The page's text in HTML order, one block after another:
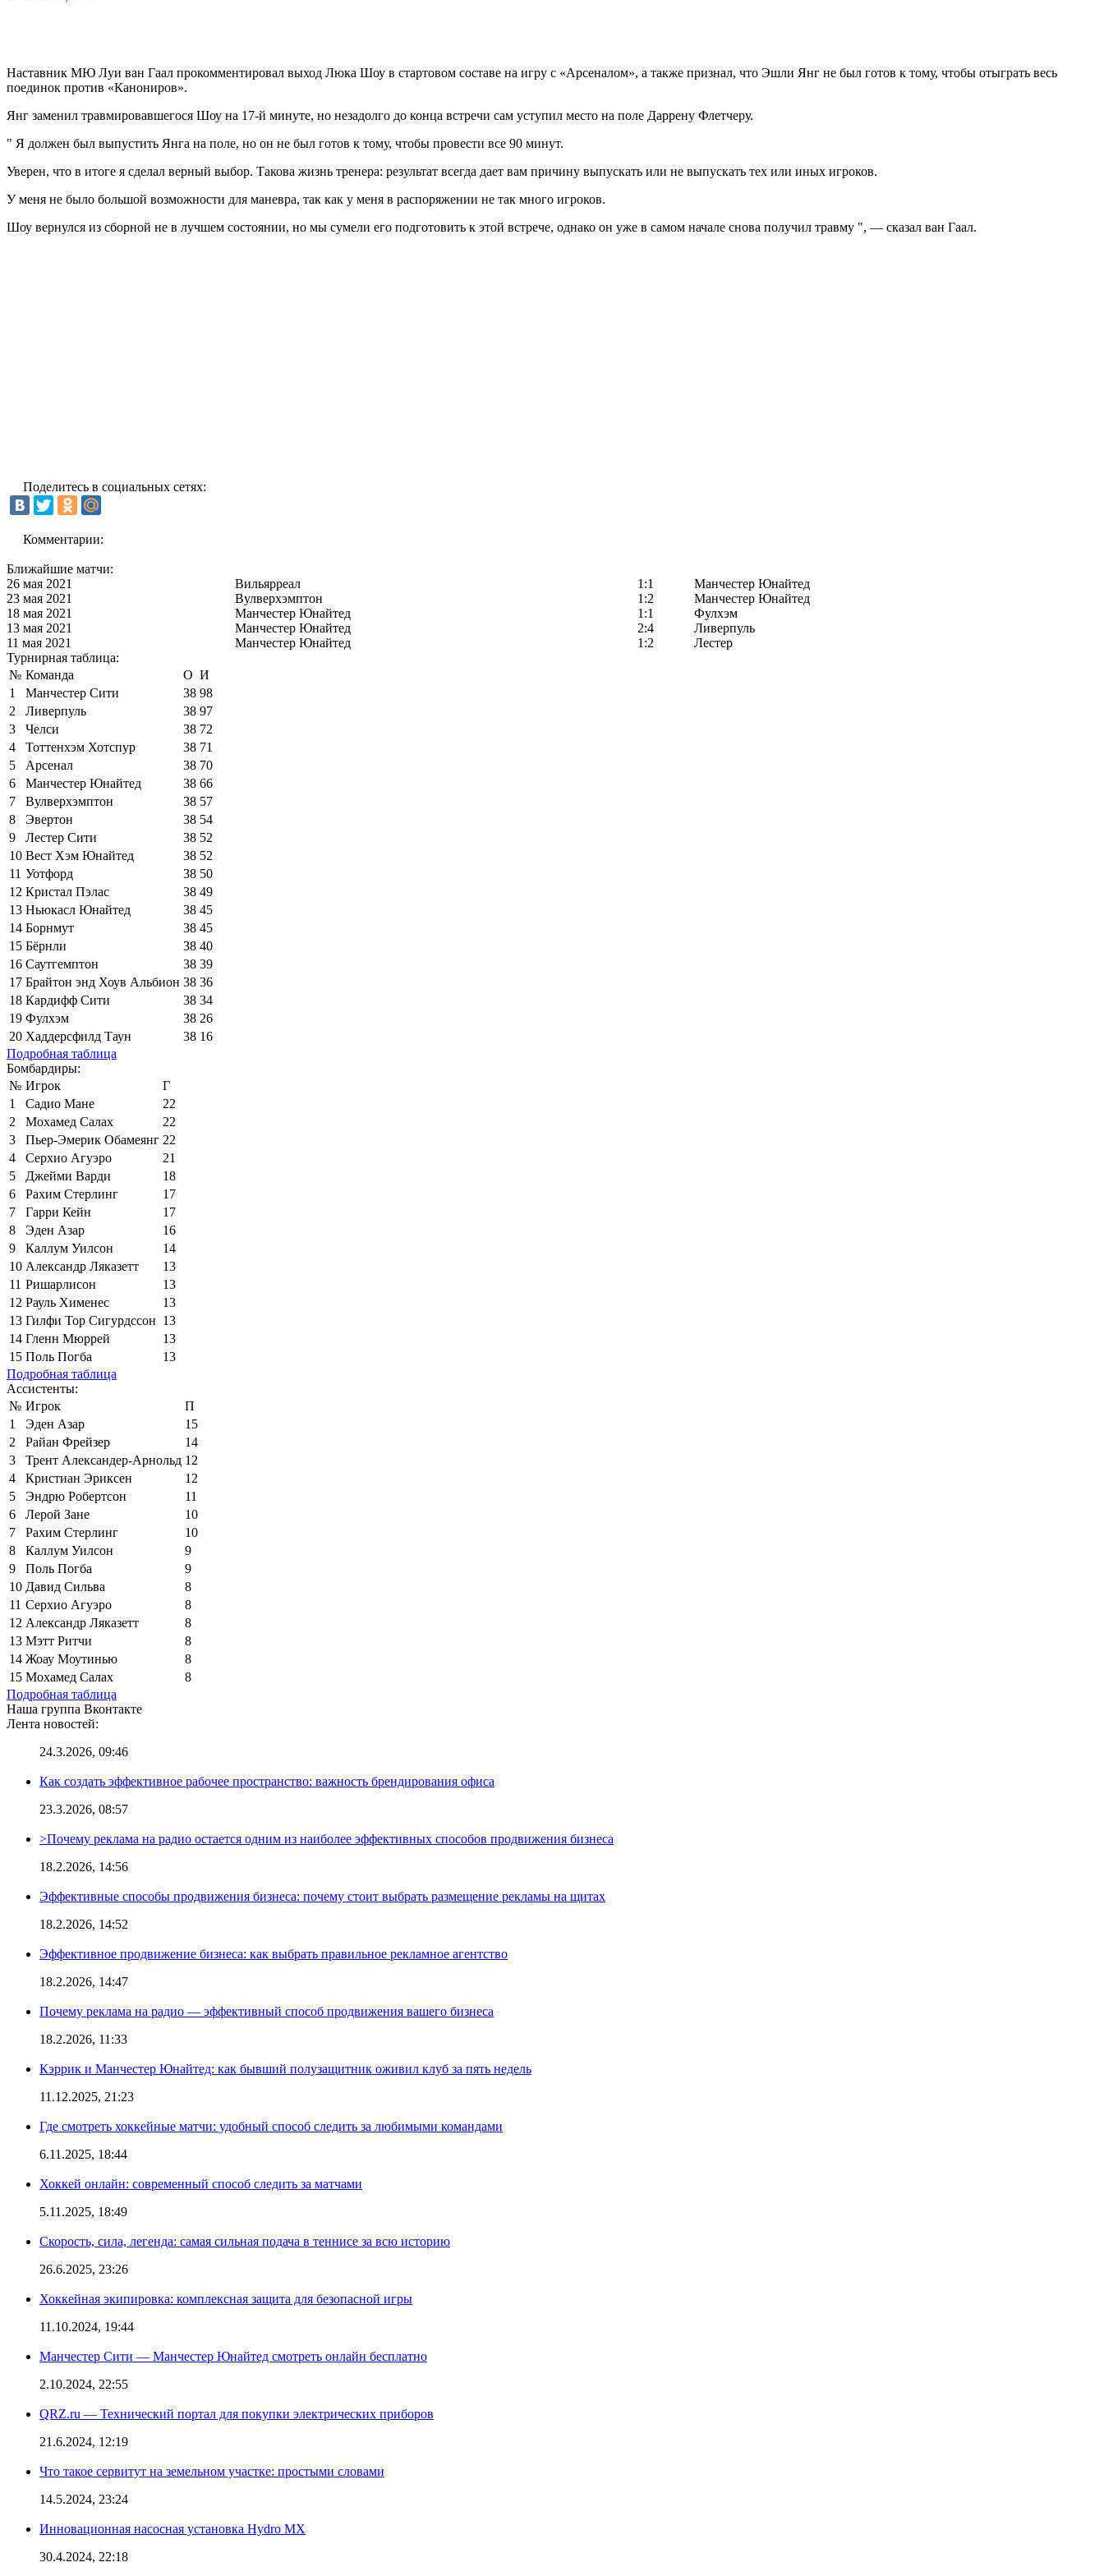
Наставник МЮ Луи ван Гаал прокомментировал выход Люка Шоу в стартовом составе на игру с «Арсеналом», а также признал, что Эшли Янг не был готов к тому, чтобы отыграть весь
поединок против «Канониров».
Янг заменил травмировавшегося Шоу на 17-й минуте, но незадолго до конца встречи сам уступил место на поле Даррену Флетчеру.
" Я должен был выпустить Янга на поле, но он не был готов к тому, чтобы провести все 90 минут.
Уверен, что в итоге я сделал верный выбор. Такова жизнь тренера: результат всегда дает вам причину выпускать или не выпускать тех или иных игроков.
У меня не было большой возможности для маневра, так как у меня в распоряжении не так много игроков.
Шоу вернулся из сборной не в лучшем состоянии, но мы сумели его подготовить к этой встрече, однако он уже в самом начале снова получил травму ", — сказал ван Гаал.
Поделитесь в социальных сетях:
Комментарии:
Ближайшие матчи:
26 мая 2021
Вильярреал 1:1
Манчестер Юнайтед
23 мая 2021
Вулверхэмптон 1:2
Манчестер Юнайтед
18 мая 2021
Манчестер Юнайтед 1:1
Фулхэм
13 мая 2021
Манчестер Юнайтед 2:4
Ливерпуль
11 мая 2021
Манчестер Юнайтед 1:2
Лестер
Турнирная таблица:
№ Команда О И
1
Манчестер Сити 38 98
2
Ливерпуль 38 97
3
Челси 38 72
4
Тоттенхэм Хотспур 38 71
5
Арсенал 38 70
6
Манчестер Юнайтед 38 66
7
Вулверхэмптон 38 57
8
Эвертон 38 54
9
Лестер Сити 38 52
10 Вест Хэм Юнайтед 38 52
11 Уотфорд 38 50
12 Кристал Пэлас 38 49
13 Ньюкасл Юнайтед 38 45
14 Борнмут 38 45
15 Бёрнли 38 40
16 Саутгемптон 38 39
17 Брайтон энд Хоув Альбион 38 36
18 Кардифф Сити 38 34
19 Фулхэм 38 26
20 Хаддерсфилд Таун 38 16
Подробная таблица
Бомбардиры:
№ Игрок
Г
1
Садио Мане
22
2
Мохамед Салах
22
3
Пьер-Эмерик Обамеянг 22
4
Серхио Агуэро
21
5
Джейми Варди
18
6
Рахим Стерлинг
17
7
Гарри Кейн
17
8
Эден Азар
16
9
Каллум Уилсон
14
10 Александр Ляказетт
13
11 Ришарлисон
13
12 Рауль Хименес
13
13 Гилфи Тор Сигурдссон 13
14 Гленн Мюррей
13
15 Поль Погба
13
Подробная таблица
Ассистенты:
№ Игрок
П
1
Эден Азар
15
2
Райан Фрейзер
14
3
Трент Александер-Арнольд 12
4
Кристиан Эриксен
12
5
Эндрю Робертсон
11
6
Лерой Зане
10
7
Рахим Стерлинг
10
8
Каллум Уилсон
9
9
Поль Погба
9
10 Давид Сильва
8
11 Серхио Агуэро
8
12 Александр Ляказетт
8
13 Мэтт Ритчи
8
14 Жоау Моутинью
8
15 Мохамед Салах
8
Подробная таблица
Наша группа Вконтакте
Лента новостей:
24.3.2026, 09:46
Как создать эффективное рабочее пространство: важность брендирования офиса
23.3.2026, 08:57
>Почему реклама на радио остается одним из наиболее эффективных способов продвижения бизнеса
18.2.2026, 14:56
Эффективные способы продвижения бизнеса: почему стоит выбрать размещение рекламы на щитах
18.2.2026, 14:52
Эффективное продвижение бизнеса: как выбрать правильное рекламное агентство
18.2.2026, 14:47
Почему реклама на радио — эффективный способ продвижения вашего бизнеса
18.2.2026, 11:33
Кэррик и Манчестер Юнайтед: как бывший полузащитник оживил клуб за пять недель
11.12.2025, 21:23
Где смотреть хоккейные матчи: удобный способ следить за любимыми командами
6.11.2025, 18:44
Хоккей онлайн: современный способ следить за матчами
5.11.2025, 18:49
Скорость, сила, легенда: самая сильная подача в теннисе за всю историю
26.6.2025, 23:26
Хоккейная экипировка: комплексная защита для безопасной игры
11.10.2024, 19:44
Манчестер Сити — Манчестер Юнайтед смотреть онлайн бесплатно
2.10.2024, 22:55
QRZ.ru — Технический портал для покупки электрических приборов
21.6.2024, 12:19
Что такое сервитут на земельном участке: простыми словами
14.5.2024, 23:24
Инновационная насосная установка Hydro MX
30.4.2024, 22:18